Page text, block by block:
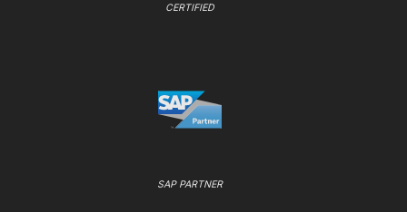
CERTIFIED
SAP PARTNER